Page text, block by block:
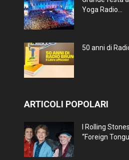
Yoga Radio...
50 anni di
ARTICOLI POPOLARI
I Rolling
“Foreign